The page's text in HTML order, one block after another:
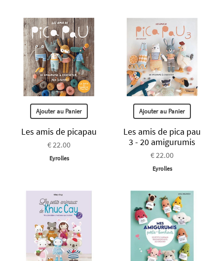
Ajouter au Panier
Les amis de picapau
€ 22.00
Eyrolles
Ajouter au Panier
Les amis de pica pau
3 - 20 amigurumis
€ 22.00
Eyrolles